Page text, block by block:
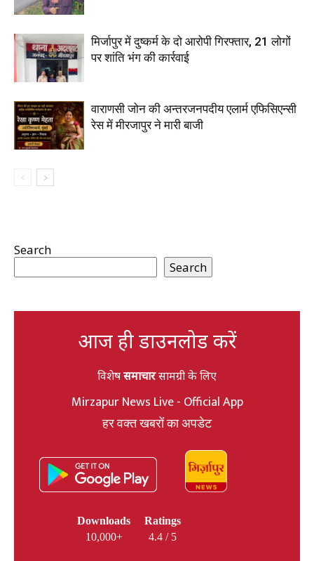
मिर्जापुर में दुष्कर्म के दो आरोपी गिरफ्तार, 21 लोगों
पर शांति भंग की कार्रवाई
वाराणसी जोन की अन्तरजनपदीय एलार्म एफिसिएन्सी
रेस में मीरजापुर ने मारी बाजी
Search
Search
आज ही डाउनलोड करें
विशेषसमाचारसामग्री के लिए
Mirzapur News Live - Official App
हर वक्त खबरों का अपडेट
Downloads
10,000+
Ratings
4.4 / 5